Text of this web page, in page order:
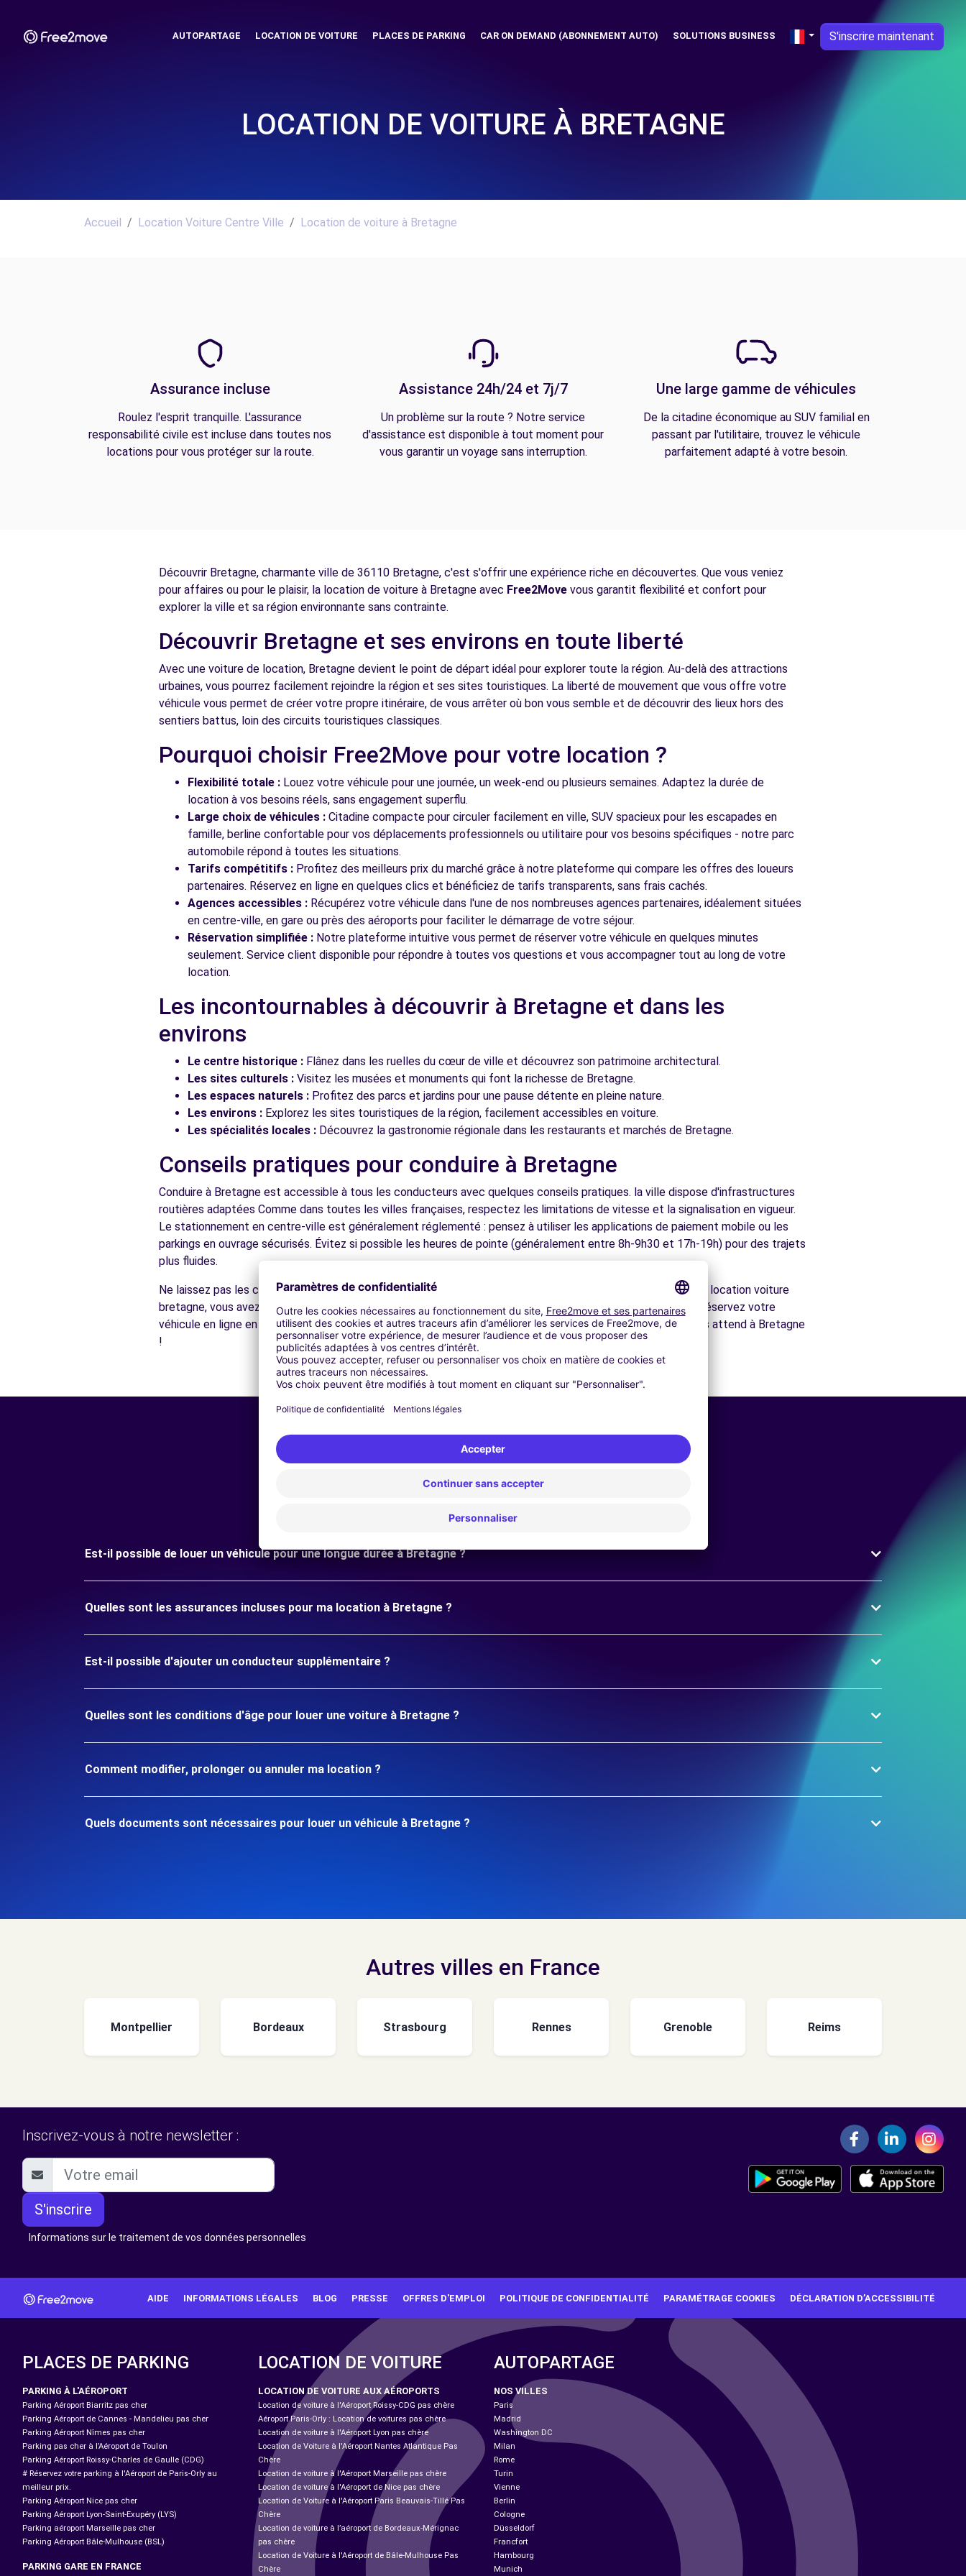
AUTOPARTAGE LOCATION DE VOITURE PLACES DE PARKING CAR ON DEMAND (ABONNEMENT AUTO) SOLUTIONS BUSINESS S'inscrire maintenant
LOCATION DE VOITURE À BRETAGNE
Accueil Location Voiture Centre Ville Location de voiture à Bretagne
Assurance incluse
Roulez l'esprit tranquille. L'assurance
responsabilité civile est incluse dans toutes nos
locations pour vous protéger sur la route.
Assistance 24h/24 et 7j/7
Un problème sur la route ? Notre service
d'assistance est disponible à tout moment pour
vous garantir un voyage sans interruption.
Une large gamme de véhicules
De la citadine économique au SUV familial en
passant par l'utilitaire, trouvez le véhicule
parfaitement adapté à votre besoin.
Découvrir Bretagne, charmante ville de 36110 Bretagne, c'est s'offrir une expérience riche en découvertes. Que vous veniez
pour affaires ou pour le plaisir, la location de voiture à Bretagne avec Free2Move vous garantit flexibilité et confort pour
explorer la ville et sa région environnante sans contrainte.
Découvrir Bretagne et ses environs en toute liberté
Avec une voiture de location, Bretagne devient le point de départ idéal pour explorer toute la région. Au-delà des attractions
urbaines, vous pourrez facilement rejoindre la région et ses sites touristiques. La liberté de mouvement que vous offre votre
véhicule vous permet de créer votre propre itinéraire, de vous arrêter où bon vous semble et de découvrir des lieux hors des
sentiers battus, loin des circuits touristiques classiques.
Pourquoi choisir Free2Move pour votre location ?
Flexibilité totale : Louez votre véhicule pour une journée, un week-end ou plusieurs semaines. Adaptez la durée de
location à vos besoins réels, sans engagement superflu.
Large choix de véhicules : Citadine compacte pour circuler facilement en ville, SUV spacieux pour les escapades en
famille, berline confortable pour vos déplacements professionnels ou utilitaire pour vos besoins spécifiques - notre parc
automobile répond à toutes les situations.
Tarifs compétitifs : Profitez des meilleurs prix du marché grâce à notre plateforme qui compare les offres des loueurs
partenaires. Réservez en ligne en quelques clics et bénéficiez de tarifs transparents, sans frais cachés.
Agences accessibles : Récupérez votre véhicule dans l'une de nos nombreuses agences partenaires, idéalement situées
en centre-ville, en gare ou près des aéroports pour faciliter le démarrage de votre séjour.
Réservation simplifiée : Notre plateforme intuitive vous permet de réserver votre véhicule en quelques minutes
seulement. Service client disponible pour répondre à toutes vos questions et vous accompagner tout au long de votre
location.
Les incontournables à découvrir à Bretagne et dans les
environs
Le centre historique : Flânez dans les ruelles du cœur de ville et découvrez son patrimoine architectural.
Les sites culturels : Visitez les musées et monuments qui font la richesse de Bretagne.
Les espaces naturels : Profitez des parcs et jardins pour une pause détente en pleine nature.
Les environs : Explorez les sites touristiques de la région, facilement accessibles en voiture.
Les spécialités locales : Découvrez la gastronomie régionale dans les restaurants et marchés de Bretagne.
Conseils pratiques pour conduire à Bretagne
Conduire à Bretagne est accessible à tous les conducteurs avec quelques conseils pratiques. la ville dispose d'infrastructures
routières adaptées Comme dans toutes les villes françaises, respectez les limitations de vitesse et la signalisation en vigueur.
Le stationnement en centre-ville est généralement réglementé : pensez à utiliser les applications de paiement mobile ou les
parkings en ouvrage sécurisés. Évitez si possible les heures de pointe (généralement entre 8h-9h30 et 17h-19h) pour des trajets
plus fluides.
Ne laissez pas les contraintes de transport limiter votre découverte de Bretagne. Avec
et votre location voiture
bretagne, vous avez toutes les clés en main pour vivre un séjour réussi, à votre rythme et selon vos envies. Réservez votre
véhicule en ligne en quelques clics et partez à l'aventure en toute sérénité. Votre prochaine découverte vous attend à Bretagne
!
Questions fréquentes
Est-il possible de louer un véhicule pour une longue durée à Bretagne ?
Quelles sont les assurances incluses pour ma location à Bretagne ?
Est-il possible d'ajouter un conducteur supplémentaire ?
Quelles sont les conditions d'âge pour louer une voiture à Bretagne ?
Comment modifier, prolonger ou annuler ma location ?
Quels documents sont nécessaires pour louer un véhicule à Bretagne ?
Autres villes en France
Montpellier Bordeaux Strasbourg Rennes Grenoble Reims
Inscrivez-vous à notre newsletter :
S'inscrire
Informations sur le traitement de vos données personnelles
AIDE INFORMATIONS LÉGALES BLOG PRESSE OFFRES D'EMPLOI POLITIQUE DE CONFIDENTIALITÉ PARAMÉTRAGE COOKIES DÉCLARATION D’ACCESSIBILITÉ
PLACES DE PARKING
PARKING À L'AÉROPORT
Parking Aéroport Biarritz pas cher
Parking Aéroport de Cannes - Mandelieu pas cher
Parking Aéroport Nîmes pas cher
Parking pas cher à l’Aéroport de Toulon
Parking Aéroport Roissy-Charles de Gaulle (CDG)
# Réservez votre parking à l'Aéroport de Paris-Orly au
meilleur prix.
Parking Aéroport Nice pas cher
Parking Aéroport Lyon-Saint-Exupéry (LYS)
Parking aéroport Marseille pas cher
Parking Aéroport Bâle-Mulhouse (BSL)
PARKING GARE EN FRANCE
LOCATION DE VOITURE
LOCATION DE VOITURE AUX AÉROPORTS
Location de voiture à l'Aéroport Roissy-CDG pas chère
Aéroport Paris-Orly : Location de voitures pas chère
Location de voiture à l'Aéroport Lyon pas chère
Location de Voiture à l'Aéroport Nantes Atlantique Pas
Chère
Location de voiture à l'Aéroport Marseille pas chère
Location de voiture à l'Aéroport de Nice pas chère
Location de Voiture à l'Aéroport Paris Beauvais-Tillé Pas
Chère
Location de voiture à l’aéroport de Bordeaux-Mérignac
pas chère
Location de Voiture à l'Aéroport de Bâle-Mulhouse Pas
Chère
AUTOPARTAGE
NOS VILLES
Paris
Madrid
Washington DC
Milan
Rome
Turin
Vienne
Berlin
Cologne
Düsseldorf
Francfort
Hambourg
Munich